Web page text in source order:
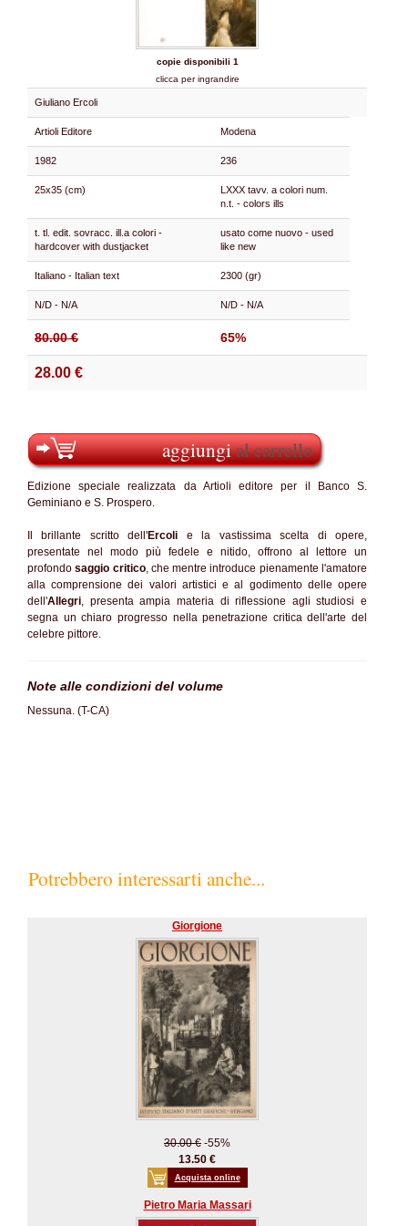
copie disponibili 1
clicca per ingrandire
Giuliano Ercoli
Artioli Editore Modena
1982 236
25x35 (cm)
LXXX tavv. a colori num.
n.t. - colors ills
t. tl. edit. sovracc. ill.a colori -
hardcover with dustjacket
usato come nuovo - used
like new
Italiano - Italian text 2300 (gr)
N/D - N/A N/D - N/A
80.00 € 65%
28.00 €
aggiungial carrello
Edizione speciale realizzata da Artioli editore per il Banco S.
Geminiano e S. Prospero.
Il brillante scritto dell'Ercoli e la vastissima scelta di opere,
presentate nel modo più fedele e nitido, offrono al lettore un
profondosaggio critico, che mentre introduce pienamente l'amatore
alla comprensione dei valori artistici e al godimento delle opere
dell'Allegri, presenta ampia materia di riflessione agli studiosi e
segna un chiaro progresso nella penetrazione critica dell'arte del
celebre pittore.
Note alle condizioni del volume
Nessuna. (T-CA)
Potrebbero interessarti anche...
Giorgione
30.00 € -55%
13.50 €
Acquista online
Pietro Maria Massari